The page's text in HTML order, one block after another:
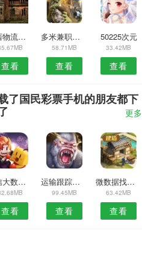
江西物流服务安卓版
查看
多米兼职安卓版
58.71MB
查看
50225次元
33.42MB
查看
了国民彩票手机的朋友都下
更多
通信大数据行程卡
查看
运输跟踪安卓版
99.45MB
查看
微数据找回安卓版
63.42MB
查看